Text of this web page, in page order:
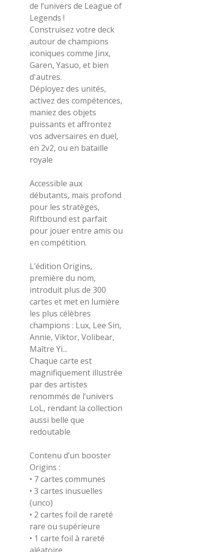
de l’univers de League of
Legends !
Construisez votre deck
autour de champions
iconiques comme Jinx,
Garen, Yasuo, et bien
d'autres.
Déployez des unités,
activez des compétences,
maniez des objets
puissants et affrontez
vos adversaires en duel,
en 2v2, ou en bataille
royale
Accessible aux
débutants, mais profond
pour les stratèges,
Riftbound est parfait
pour jouer entre amis ou
en compétition.
L’édition Origins,
première du nom,
introduit plus de 300
cartes et met en lumière
les plus célèbres
champions : Lux, Lee Sin,
Annie, Viktor, Volibear,
Maître Yi...
Chaque carte est
magnifiquement illustrée
par des artistes
renommés de l’univers
LoL, rendant la collection
aussi belle que
redoutable
Contenu d’un booster
Origins :
• 7 cartes communes
• 3 cartes inusuelles
(unco)
• 2 cartes foil de rareté
rare ou supérieure
• 1 carte foil à rareté